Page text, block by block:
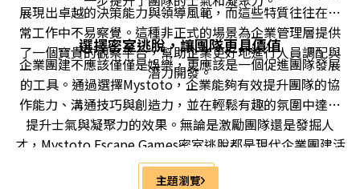
展現出卓越的決策能力與領導風範，而這些特質往往在日
常工作中不易察覺。這種非正式的場景為企業管理層提供
了一個寶貴的觀察平台，幫助企業更好地進行人員調配與
潛力開發。
選擇密室逃脫，讓團隊更具價值
企業團建不應該僅僅是娛樂，更應該是一個促進團隊發展
的工具。通過選擇Mystoto，企業能夠有效提升團隊的協
作能力、溝通技巧與創造力，並在輕鬆有趣的氛圍中達到
提升士氣與凝聚力的效果。無論是激勵團隊還是發掘人
才，Mystoto Escape Games密室逃脫都是現代企業團建活
動中的不二之選。
主題瀏覽